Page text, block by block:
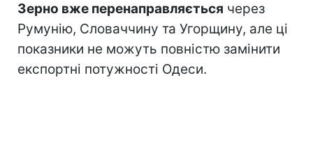
Зерно вже перенаправляється через
Румунію, Словаччину та Угорщину, але ці
показники не можуть повністю замінити
експортні потужності Одеси.